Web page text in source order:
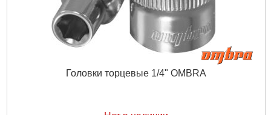
Головки торцевые 1/4" OMBRA